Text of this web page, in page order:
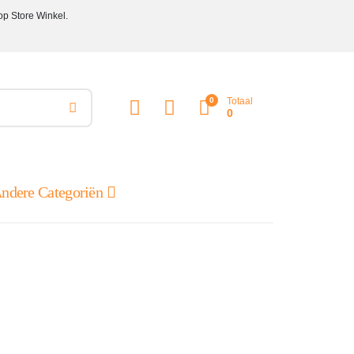
Store Winkel.
0 Totaal
0
Categoriën